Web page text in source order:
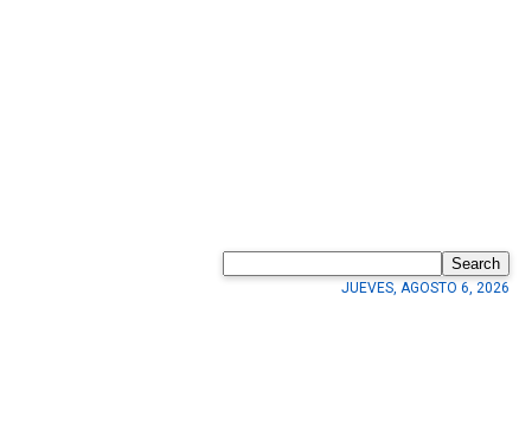
Search
JUEVES, AGOSTO 6, 2026